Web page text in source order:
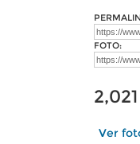
FOTO:
2,021
Ver